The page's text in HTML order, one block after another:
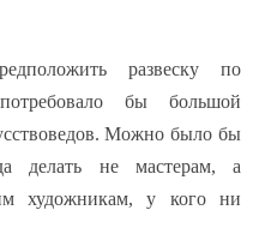
развеску по
бы большой
Можно было бы
делать не мастерам, а
художникам, у кого ни